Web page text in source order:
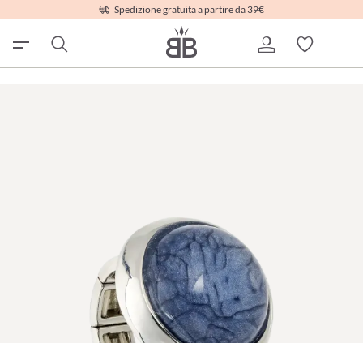
Spedizione gratuita a partire da 39€